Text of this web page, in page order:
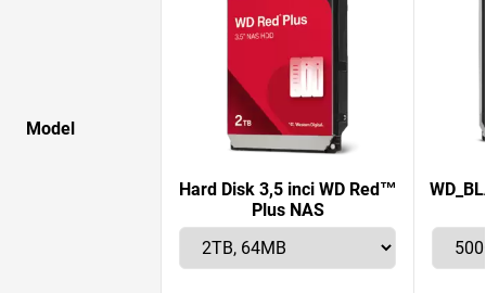
Model
Hard Disk 3,5 inci WD Red™
Plus NAS